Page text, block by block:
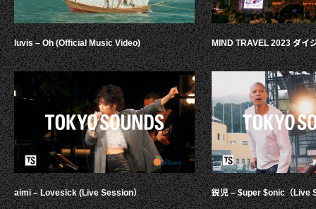
luvis – Oh (Official Music Video)
aimi – Lovesick (Live Session）
MIND TRAVEL 2023 ダイ
鋭児 – $uper $onic（Live